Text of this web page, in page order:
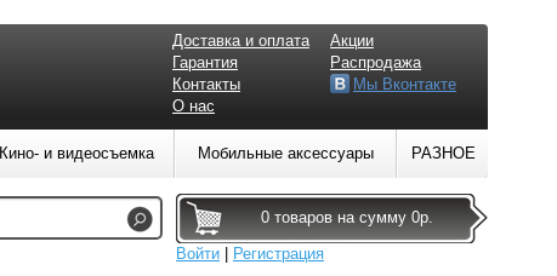
Доставка и оплата
Гарантия
Контакты
О нас
Акции
Распродажа
Мы Вконтакте
Кино- и видеосъемка Мобильные аксессуары РАЗНОЕ
0 товаров на сумму 0р.
Войти
Регистрация